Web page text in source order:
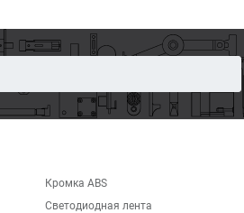
Кромка ABS
Светодиодная лента